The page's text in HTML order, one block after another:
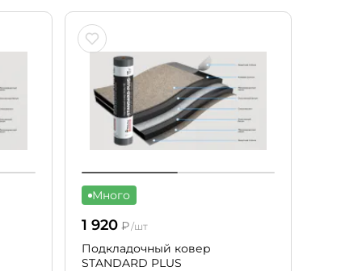
Много
1 920₽/шт
Подкладочный ковер
STANDARD PLUS